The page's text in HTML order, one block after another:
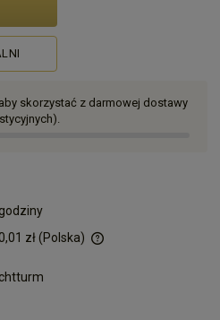
, aby skorzystać z darmowej dostawy
zł(Polska)